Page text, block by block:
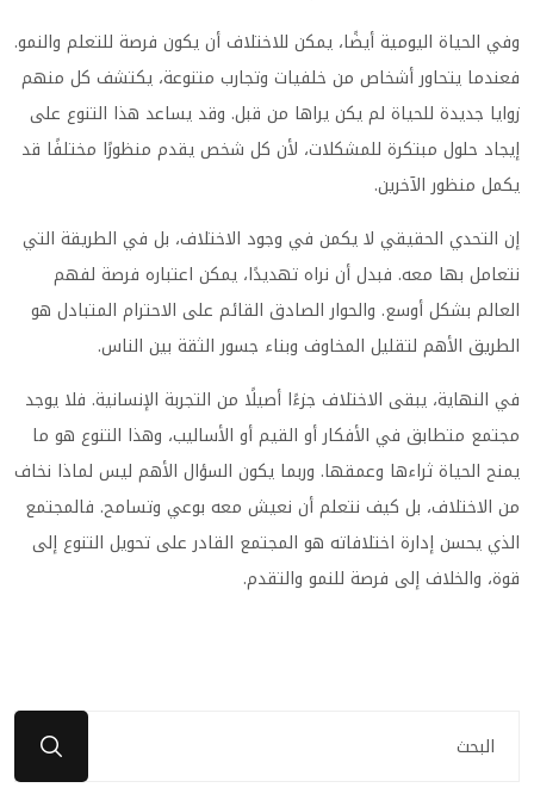
وفي الحياة اليومية أيضًا، يمكن للاختلاف أن يكون فرصة للتعلم والنمو.
فعندما يتحاور أشخاص من خلفيات وتجارب متنوعة، يكتشف كل منهم
زوايا جديدة للحياة لم يكن يراها من قبل. وقد يساعد هذا التنوع على
إيجاد حلول مبتكرة للمشكلات، لأن كل شخص يقدم منظورًا مختلفًا قد
يكمل منظور الآخرين.
إن التحدي الحقيقي لا يكمن في وجود الاختلاف، بل في الطريقة التي
نتعامل بها معه. فبدل أن نراه تهديدًا، يمكن اعتباره فرصة لفهم
العالم بشكل أوسع. والحوار الصادق القائم على الاحترام المتبادل هو
الطريق الأهم لتقليل المخاوف وبناء جسور الثقة بين الناس.
في النهاية، يبقى الاختلاف جزءًا أصيلًا من التجربة الإنسانية. فلا يوجد
مجتمع متطابق في الأفكار أو القيم أو الأساليب، وهذا التنوع هو ما
يمنح الحياة ثراءها وعمقها. وربما يكون السؤال الأهم ليس لماذا نخاف
من الاختلاف، بل كيف نتعلم أن نعيش معه بوعي وتسامح. فالمجتمع
الذي يحسن إدارة اختلافاته هو المجتمع القادر على تحويل التنوع إلى
قوة، والخلاف إلى فرصة للنمو والتقدم.